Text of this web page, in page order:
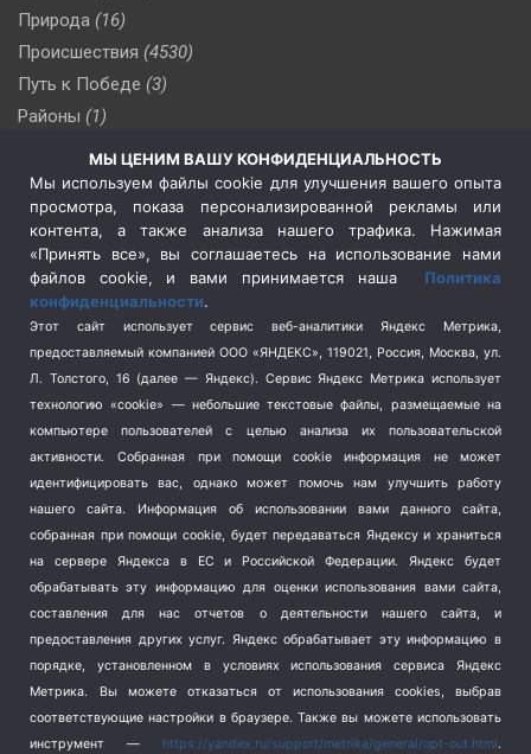
Природа (16)
Происшествия (4530)
Путь к Победе (3)
Районы (1)
(510)
Сельское хозяйство (3)
Социальная политика
(3)
Спецоперация в Украине
Спецоперация на Украине
(404)
Спорт (740)
Терроризм (1)
Транспорт (262)
Туризм (178)
Флот (76)
Школа и спорт (2)
Экология (8)
Экономика (1172)
МЫ ЦЕНИМ ВАШУ КОНФИДЕНЦИАЛЬНОСТЬ
Мы используем файлы cookie для улучшения вашего опыта
просмотра, показа персонализированной рекламы или
контента, а также анализа нашего трафика. Нажимая
«Принять все», вы соглашаетесь на использование нами
файлов cookie, и вами принимается наша Политика
конфиденциальности.
Этот сайт использует сервис веб-аналитики Яндекс Метрика,
предоставляемый компанией ООО «ЯНДЕКС», 119021, Россия, Москва, ул.
Л. Толстого, 16 (далее — Яндекс). Сервис Яндекс Метрика использует
технологию «cookie» — небольшие текстовые файлы, размещаемые на
компьютере пользователей с целью анализа их пользовательской
активности.
Собранная при помощи cookie информация не может
идентифицировать вас, однако может помочь нам улучшить работу
нашего сайта. Информация об использовании вами данного сайта,
собранная при помощи cookie, будет передаваться Яндексу и храниться
на сервере Яндекса в ЕС и Российской Федерации. Яндекс будет
обрабатывать эту информацию для оценки использования вами сайта,
составления для нас отчетов о деятельности нашего сайта, и
предоставления других услуг. Яндекс обрабатывает эту информацию в
порядке, установленном в условиях использования сервиса Яндекс
Метрика.
Вы можете отказаться от использования cookies, выбрав
соответствующие настройки в браузере. Также вы можете использовать
инструмент — https://yandex.ru/support/metrika/general/opt-out.html.